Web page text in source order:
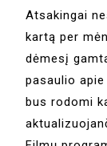
Atsakingai
kartą per
dėmesį
pasaulio
bus rodomi